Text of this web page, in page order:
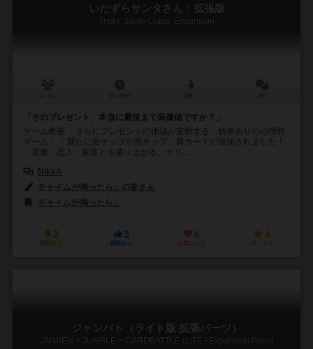
いたずらサンタさん：拡張版
Tricky Santa Claus: Expansion
「そのプレゼント、本当に最後まで高価値ですか？」
ゲーム概要 ・さらにプレゼントの価値が変動する、妨害ありの心理戦
ゲーム！ ・新たに金チップや黒チップ、新カードが追加されました！
・友達・恋人・家族とも盛り上がる、クリ...
NikkA
チャイムが鳴ったら。の皆さん
チャイムが鳴ったら。
2
興味あり
3
経験あり
4
お気に入り
4
持ってる
ジャンバト（ライト版 拡張パーツ）
JANKEN × JUMBLE × CARDBATTLE (LITE / Expansion Parts)